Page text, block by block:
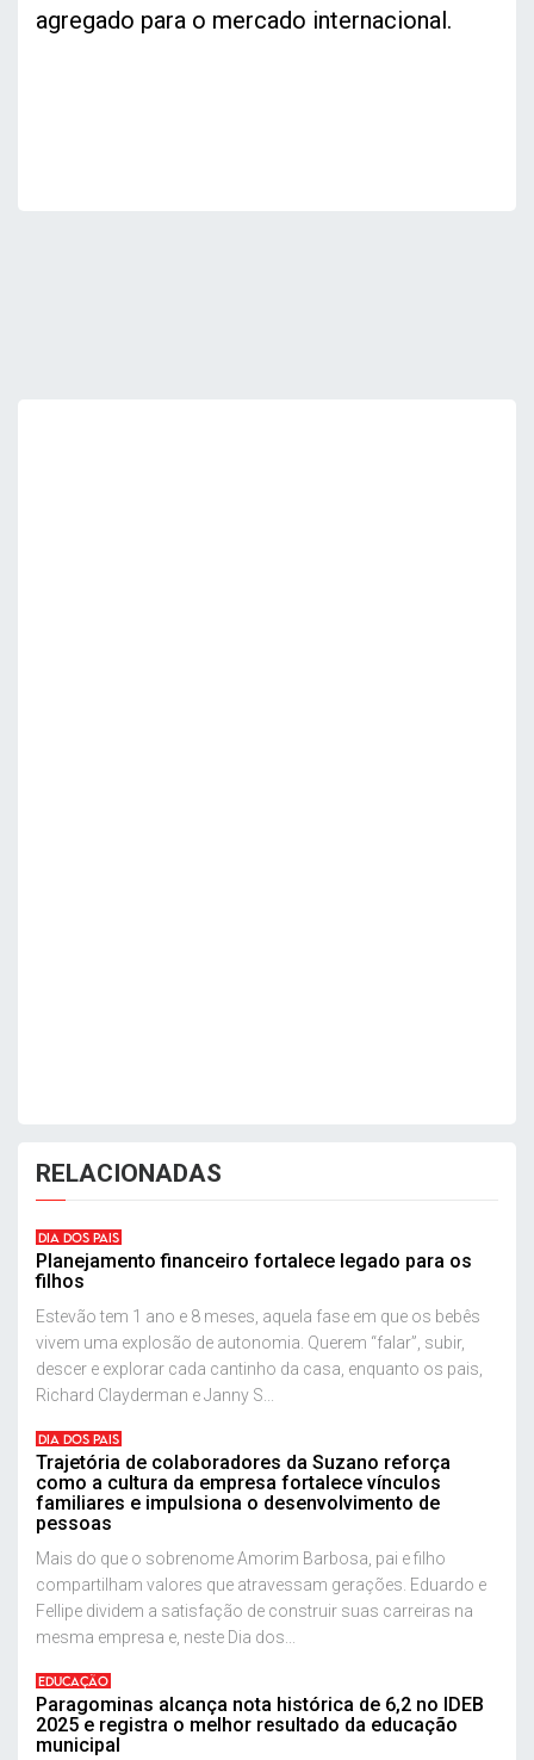
agregado para o mercado internacional.
RELACIONADAS
DIA DOS PAIS
Planejamento financeiro fortalece legado para os
filhos
Estevão tem 1 ano e 8 meses, aquela fase em que os bebês
vivem uma explosão de autonomia. Querem “falar”, subir,
descer e explorar cada cantinho da casa, enquanto os pais,
Richard Clayderman e Janny S...
DIA DOS PAIS
Trajetória de colaboradores da Suzano reforça
como a cultura da empresa fortalece vínculos
familiares e impulsiona o desenvolvimento de
pessoas
Mais do que o sobrenome Amorim Barbosa, pai e filho
compartilham valores que atravessam gerações. Eduardo e
Fellipe dividem a satisfação de construir suas carreiras na
mesma empresa e, neste Dia dos...
EDUCAÇÃO
Paragominas alcança nota histórica de 6,2 no IDEB
2025 e registra o melhor resultado da educação
municipal